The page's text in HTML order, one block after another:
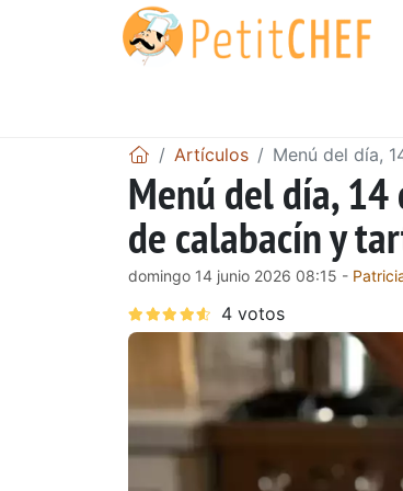
Artículos Menú del día,
Menú del día,
de calabacín y
domingo 14 junio 2026 08:15 -